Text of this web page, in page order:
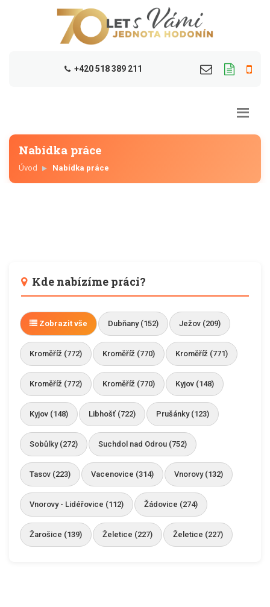
+420 518 389 211
Nabídka práce
Úvod Nabídka práce
Kde nabízíme práci?
Zobrazit vše Dubňany (152) Ježov (209)
Kroměříž (772) Kroměříž (770) Kroměříž (771)
Kroměříž (772) Kroměříž (770) Kyjov (148)
Kyjov (148) Libhošť (722) Prušánky (123)
Sobůlky (272) Suchdol nad Odrou (752)
Tasov (223) Vacenovice (314) Vnorovy (132)
Vnorovy - Lidéřovice (112) Žádovice (274)
Žarošice (139) Želetice (227) Želetice (227)